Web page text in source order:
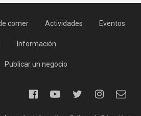
comer Actividades Eventos
Información
Publicar un negocio